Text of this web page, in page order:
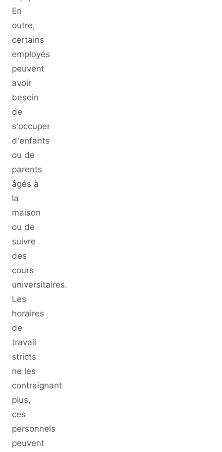
En
outre,
certains
employés
peuvent
avoir
besoin
de
s'occuper
d'enfants
ou de
parents
âgés à
la
maison
ou de
suivre
des
cours
universitaires.
Les
horaires
de
travail
stricts
ne les
contraignant
plus,
ces
personnels
peuvent